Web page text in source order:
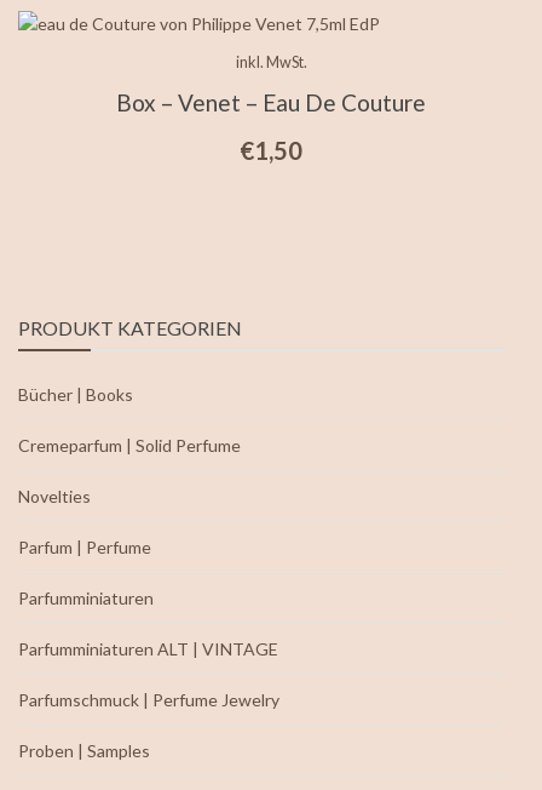
inkl. MwSt.
Box – Venet – Eau De Couture
€1,50
PRODUKT KATEGORIEN
Bücher | Books
Cremeparfum | Solid Perfume
Novelties
Parfum | Perfume
Parfumminiaturen
Parfumminiaturen ALT | VINTAGE
Parfumschmuck | Perfume Jewelry
Proben | Samples